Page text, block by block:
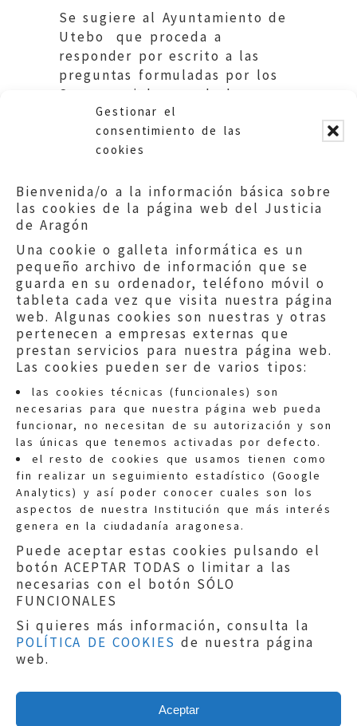
Gestionar el
consentimiento de las
cookies
Bienvenida/o a la información básica sobre
las cookies de la página web del Justicia
de Aragón
Una cookie o galleta informática es un
pequeño archivo de información que se
guarda en su ordenador, teléfono móvil o
tableta cada vez que visita nuestra página
web. Algunas cookies son nuestras y otras
pertenecen a empresas externas que
prestan servicios para nuestra página web.
Las cookies pueden ser de varios tipos:
las cookies técnicas (funcionales) son
necesarias para que nuestra página web pueda
funcionar, no necesitan de su autorización y son
las únicas que tenemos activadas por defecto.
el resto de cookies que usamos tienen como
fin realizar un seguimiento estadístico (Google
Analytics) y así poder conocer cuales son los
aspectos de nuestra Institución que más interés
genera en la ciudadanía aragonesa.
Puede aceptar estas cookies pulsando el
botón ACEPTAR TODAS o limitar a las
necesarias con el botón SÓLO
FUNCIONALES
Si quieres más información, consulta la
POLÍTICA DE COOKIES de nuestra página
web.
Aceptar
Se sugiere al Ayuntamiento de
Utebo que proceda a
responder por escrito a las
preguntas formuladas por los
Srs. concejales en el plazo
establecido.
Quejas:quejas@eljusticiadearagon.es
Información general:
informacion@eljusticiadearagon.es
Teléfonos:900 210 210/
Aviso legal|Política de privacidad|
Protección de Datos
Política de cookies